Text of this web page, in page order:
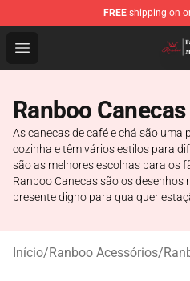
FREE shipping on
Open menu
Ranboo Shop - Official
Ranboo Canecas
As canecas de café e chá são uma
cozinha e têm vários estilos para
são as melhores escolhas para os
Ranboo Canecas são os
presente digno para qualquer
Início/Ranboo Acessórios/